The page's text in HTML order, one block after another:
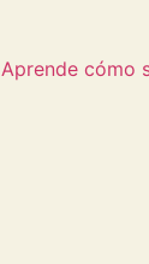
Aprende cómo